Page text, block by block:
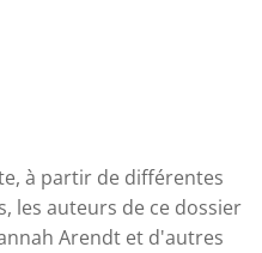
à partir de différentes
les auteurs de ce dossier
Arendt et d'autres